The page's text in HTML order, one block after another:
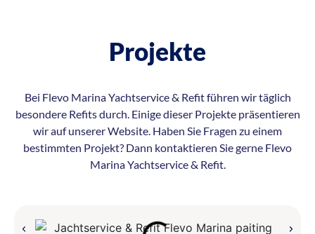
Projekte
Bei Flevo Marina Yachtservice & Refit führen wir täglich
besondere Refits durch. Einige dieser Projekte präsentieren
wir auf unserer Website. Haben Sie Fragen zu einem
bestimmten Projekt? Dann kontaktieren Sie gerne Flevo
Marina Yachtservice & Refit.